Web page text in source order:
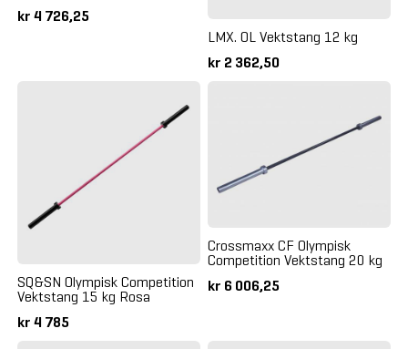
kr 4 726,25
LMX. OL Vektstang 12 kg
kr 2 362,50
SQ&SN Olympisk Competition
Vektstang 15 kg Rosa
kr 4 785
Crossmaxx CF Olympisk
Competition Vektstang 20 kg
kr 6 006,25